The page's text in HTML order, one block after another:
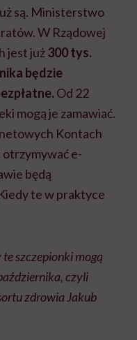
są. Ministerstwo
W Rządowej
jest już300 tys.
będzie
Od 22
mogą je zamawiać.
Kontach
e-
będą
te w praktyce
szczepionki mogą
czyli
zdrowia Jakub